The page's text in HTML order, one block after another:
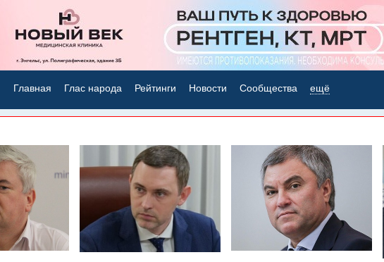
Главная Глас народа Рейтинги Новости Сообщества ещё